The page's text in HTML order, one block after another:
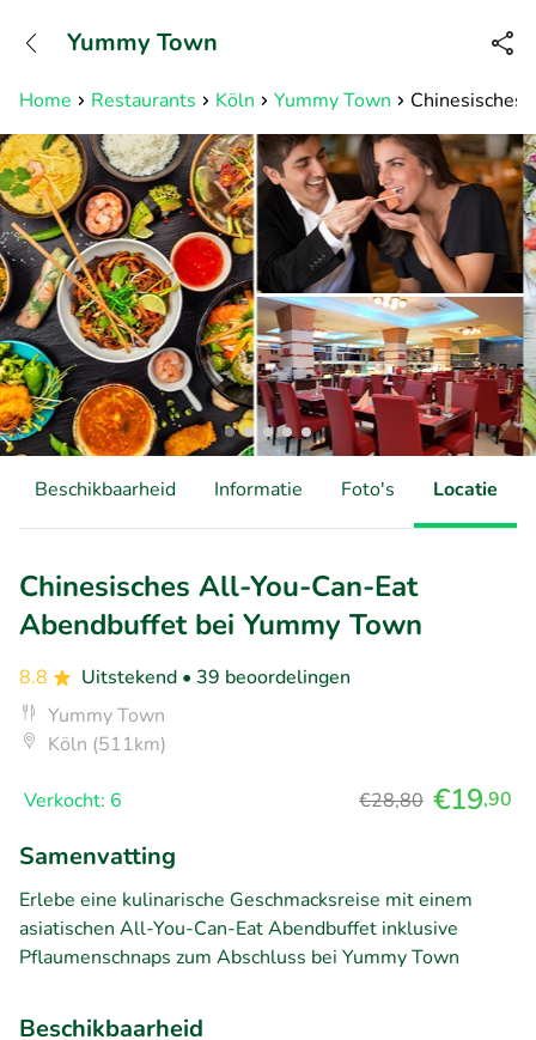
Bereikbaar tot 23:00 uur
Home Restaurants Köln Yummy Town Chinesisches
Yummy Town
Beschikbaarheid Informatie Foto's Locatie
Chinesisches All-You-Can-Eat
Abendbuffet bei Yummy Town
8.8 Uitstekend • 39 beoordelingen
Yummy Town
Köln (511km)
Verkocht: 6 €28,80 €19,90
Samenvatting
Erlebe eine kulinarische Geschmacksreise mit einem
asiatischen All-You-Can-Eat Abendbuffet inklusive
Pflaumenschnaps zum Abschluss bei Yummy Town
Beschikbaarheid